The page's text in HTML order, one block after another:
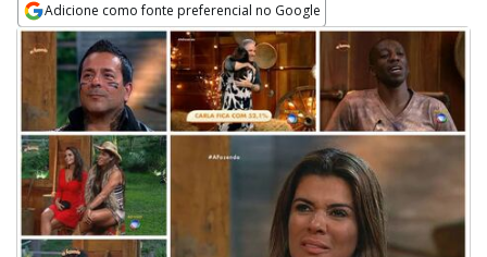
Adicione como fonte preferencial no Google
Opens in new window